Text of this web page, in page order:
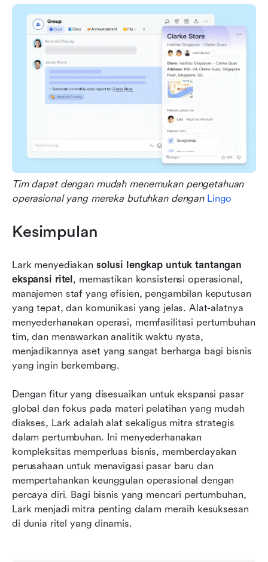
Tim dapat dengan mudah menemukan pengetahuan
operasional yang mereka butuhkan dengan Lingo
Kesimpulan
Lark menyediakan solusi lengkap untuk tantangan
ekspansi ritel, memastikan konsistensi operasional,
manajemen staf yang efisien, pengambilan keputusan
yang tepat, dan komunikasi yang jelas. Alat-alatnya
menyederhanakan operasi, memfasilitasi pertumbuhan
tim, dan menawarkan analitik waktu nyata,
menjadikannya aset yang sangat berharga bagi bisnis
yang ingin berkembang.
Dengan fitur yang disesuaikan untuk ekspansi pasar
global dan fokus pada materi pelatihan yang mudah
diakses, Lark adalah alat sekaligus mitra strategis
dalam pertumbuhan. Ini menyederhanakan
kompleksitas memperluas bisnis, memberdayakan
perusahaan untuk menavigasi pasar baru dan
mempertahankan keunggulan operasional dengan
percaya diri. Bagi bisnis yang mencari pertumbuhan,
Lark menjadi mitra penting dalam meraih kesuksesan
di dunia ritel yang dinamis.